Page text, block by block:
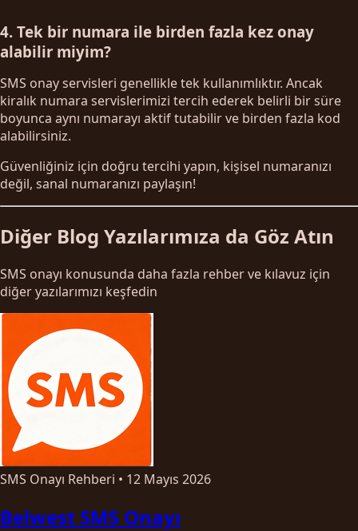
4. Tek bir numara ile birden fazla kez onay
alabilir miyim?
SMS onay servisleri genellikle tek kullanımlıktır. Ancak
kiralık numara servislerimizi tercih ederek belirli bir süre
boyunca aynı numarayı aktif tutabilir ve birden fazla kod
alabilirsiniz.
Güvenliğiniz için doğru tercihi yapın, kişisel numaranızı
değil, sanal numaranızı paylaşın!
Diğer Blog Yazılarımıza da Göz Atın
SMS onayı konusunda daha fazla rehber ve kılavuz için
diğer yazılarımızı keşfedin
SMS Onayı Rehberi • 12 Mayıs 2026
Belwest SMS Onayı